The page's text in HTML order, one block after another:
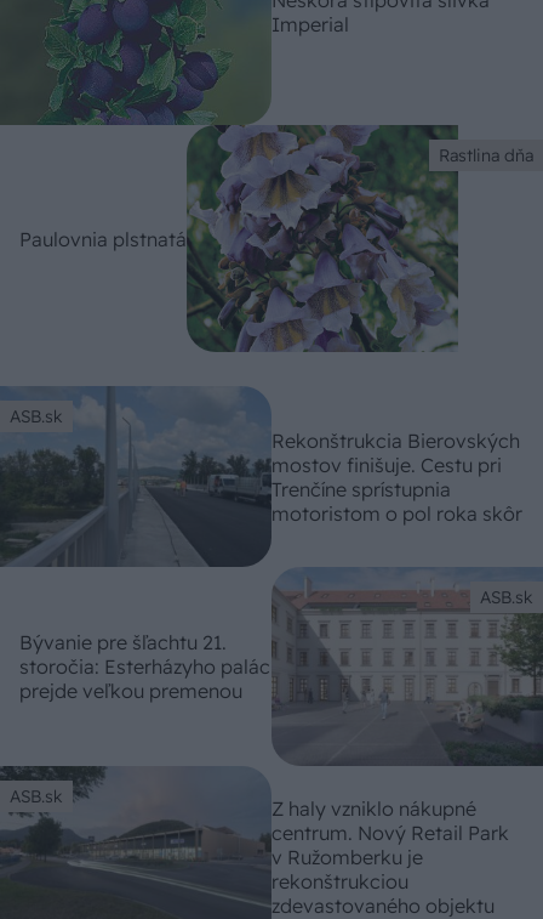
Imperial
Rastlina dňa
Paulovnia plstnatá
ASB.sk
Rekonštrukcia Bierovských
mostov finišuje. Cestu pri
Trenčíne sprístupnia
motoristom o pol roka skôr
ASB.sk
Bývanie pre šľachtu 21.
storočia: Esterházyho palác
prejde veľkou premenou
ASB.sk
Z haly vzniklo nákupné
centrum. Nový Retail Park
v Ružomberku je
rekonštrukciou
zdevastovaného objektu